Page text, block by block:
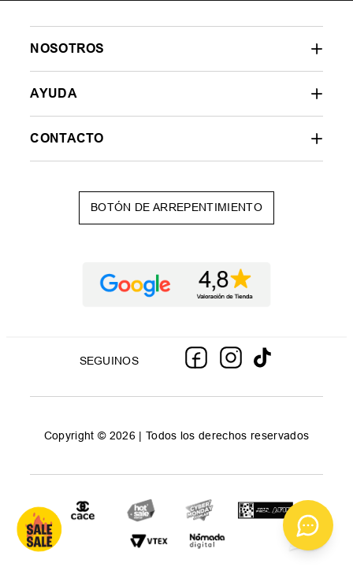
NOSOTROS
AYUDA
CONTACTO
BOTÓN DE ARREPENTIMIENTO
SEGUINOS
Copyright © 2026 | Todos los derechos reservados